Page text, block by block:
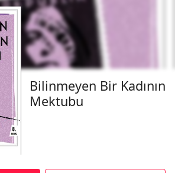
Bilinmeyen Bir Kadının
Mektubu